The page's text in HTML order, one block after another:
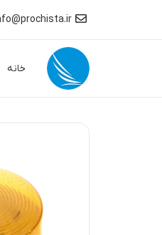
خانه